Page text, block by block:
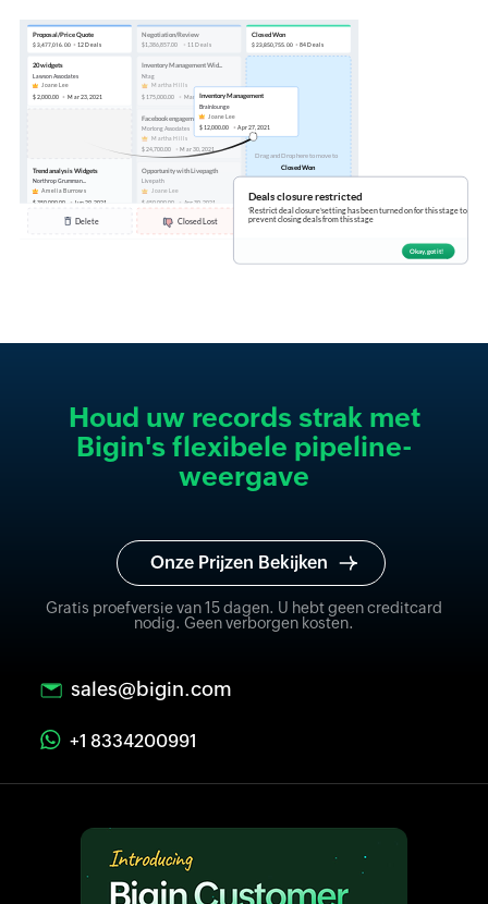
Houd uw records strak met
Bigin's flexibele pipeline-
weergave
Onze Prijzen Bekijken
Gratis proefversie van 15 dagen. U hebt geen creditcard
nodig. Geen verborgen kosten.
sales@bigin.com
+1 8334200991